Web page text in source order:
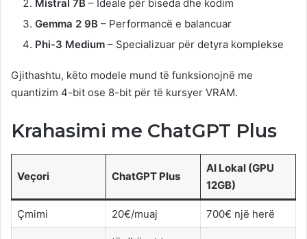
Mistral 7B – Ideale për biseda dhe kodim
Gemma 2 9B – Performancë e balancuar
Phi-3 Medium – Specializuar për detyra komplekse
Gjithashtu, këto modele mund të funksionojnë me
quantizim 4-bit ose 8-bit për të kursyer VRAM.
Krahasimi me ChatGPT Plus
Veçori ChatGPT Plus
AI Lokal (GPU
12GB)
Çmimi 20€/muaj 700€ një herë